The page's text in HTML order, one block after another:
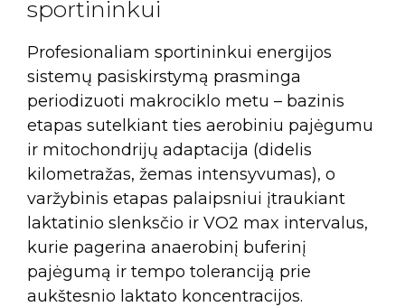
sportininkui
Profesionaliam sportininkui energijos
sistemų pasiskirstymą prasminga
periodizuoti makrociklo metu – bazinis
etapas sutelkiant ties aerobiniu pajėgumu
ir mitochondrijų adaptacija (didelis
kilometražas, žemas intensyvumas), o
varžybinis etapas palaipsniui įtraukiant
laktatinio slenksčio ir VO2 max intervalus,
kurie pagerina anaerobinį buferinį
pajėgumą ir tempo toleranciją prie
aukštesnio laktato koncentracijos.